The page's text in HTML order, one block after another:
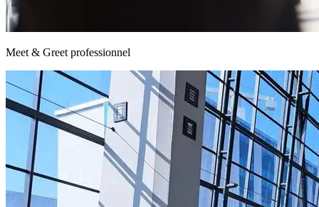
Meet & Greet professionnel